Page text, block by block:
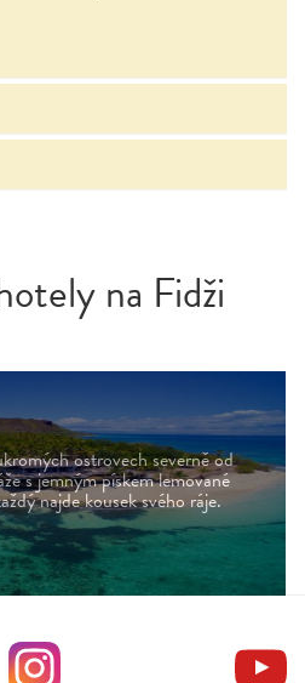
na Fidži
ostrovech severně od
s jemným pískem lemované
najde kousek svého ráje.